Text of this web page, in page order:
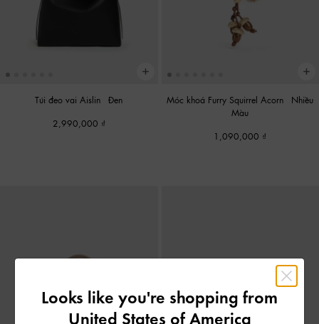
Túi đeo vai Aislin -Đen
2,990,000
Móc khoá Furry Squirrel Acorn
Nhiều
Màu
1,090,000
Looks like you're shopping from
United States of America